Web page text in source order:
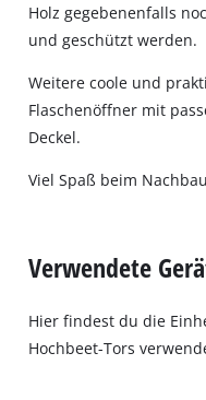
Holz gegebenenfalls
und geschützt werden.
Weitere coole und
Flaschenöffner mit
Deckel.
Viel Spaß beim
Verwendete
Hier findest du die
Hochbeet-Tors